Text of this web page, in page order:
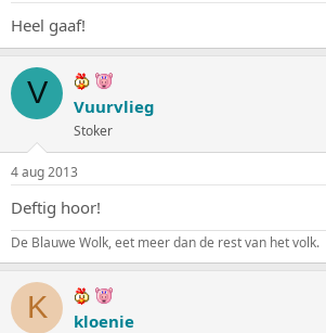
Heel gaaf!
V Vuurvlieg
Stoker
4 aug 2013
Deftig hoor!
De Blauwe Wolk, eet meer dan de rest van het volk.
K kloenie